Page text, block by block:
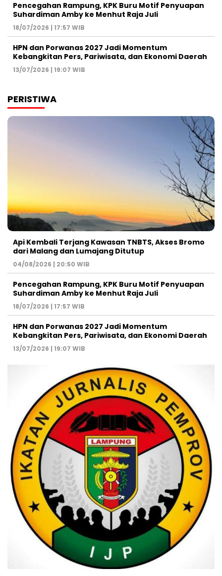
Pencegahan Rampung, KPK Buru Motif Penyuapan
Suhardiman Amby ke Menhut Raja Juli
18/07/2026 | 17:57 WIB
HPN dan Porwanas 2027 Jadi Momentum
Kebangkitan Pers, Pariwisata, dan Ekonomi Daerah
13/07/2026 | 19:07 WIB
PERISTIWA
Api Kembali Terjang Kawasan TNBTS, Akses Bromo
dari Malang dan Lumajang Ditutup
04/08/2026 | 20:50 WIB
Pencegahan Rampung, KPK Buru Motif Penyuapan
Suhardiman Amby ke Menhut Raja Juli
18/07/2026 | 17:57 WIB
HPN dan Porwanas 2027 Jadi Momentum
Kebangkitan Pers, Pariwisata, dan Ekonomi Daerah
13/07/2026 | 19:07 WIB